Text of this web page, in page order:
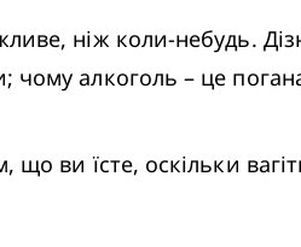
ніж коли-небудь.
алкоголь – це
ви їсте, оскільки